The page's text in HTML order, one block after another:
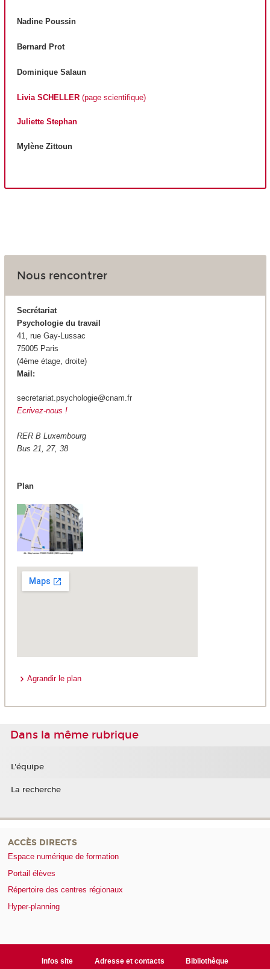
Nadine Poussin
Bernard Prot
Dominique Salaun
Livia SCHELLER (page scientifique)
Juliette Stephan
Mylène Zittoun
Nous rencontrer
Secrétariat
Psychologie du travail
41, rue Gay-Lussac
75005 Paris
(4ème étage, droite)
Mail:
secretariat.psychologie@cnam.fr
Ecrivez-nous !
RER B Luxembourg
Bus 21, 27, 38
Plan
Agrandir le plan
Dans la même rubrique
L'équipe
La recherche
ACCÈS DIRECTS
Espace numérique de formation
Portail élèves
Répertoire des centres régionaux
Hyper-planning
Infos site Adresse et contacts Bibliothèque